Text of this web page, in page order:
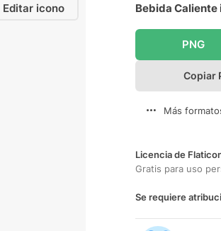
Editar icono Bebida
PNG
Copiar
Más
Licencia de
Gratis para uso
Se requiere